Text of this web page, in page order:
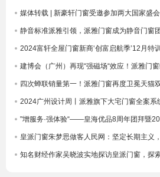
媒体转载 | 新豪轩门窗受邀参加两大国家盛会，三大核心优势
静音标准派雅引领，派雅门窗成为静音门窗团体
2024富轩全屋门窗新商‘创富启航季’12月特训：解锁门窗界新航海图，
建博会（广州）再现“强磁场“效应！派雅门窗缘何
四次蝉联销量第一！派雅门窗再度卫冕天猫双11「全屋定制窗类目
2024广州设计周丨派雅旗下大宅门窗全案系
"增服务·强体验“——皇海优品8周年团拜暨2025年共创
皇派门窗朱梦思做客人民网：坚定长期主义，擎动门
知名财经作家吴晓波实地探访皇派门窗，探索高端系统门窗智造实力，深入